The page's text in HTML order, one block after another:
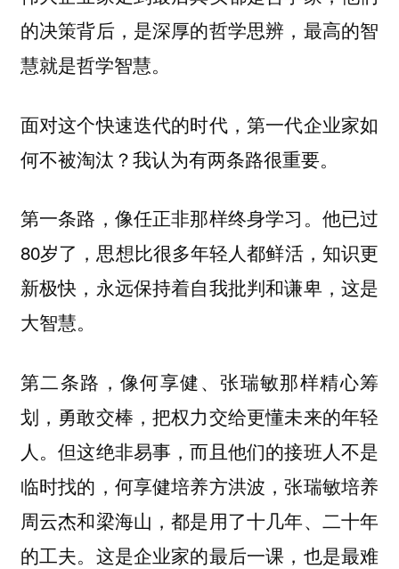
的决策背后，是深厚的哲学思辨，最高的智
慧就是哲学智慧。
面对这个快速迭代的时代，第一代企业家如
何不被淘汰？我认为有两条路很重要。
第一条路，像任正非那样终身学习。他已过
80岁了，思想比很多年轻人都鲜活，知识更
新极快，永远保持着自我批判和谦卑，这是
大智慧。
第二条路，像何享健、张瑞敏那样精心筹
划，勇敢交棒，把权力交给更懂未来的年轻
人。但这绝非易事，而且他们的接班人不是
临时找的，何享健培养方洪波，张瑞敏培养
周云杰和梁海山，都是用了十几年、二十年
的工夫。这是企业家的最后一课，也是最难